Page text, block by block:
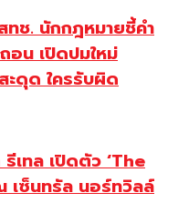
ช. นักกฎหมายชี้คำ
อน เปิดปมใหม่
ะดุด ใครรับผิด
เทล เปิดตัว ‘The
เซ็นทรัล นอร์ทวิลล์